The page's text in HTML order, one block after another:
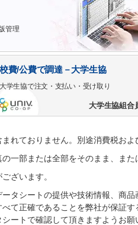
管理
校費/公費で調達－大学生協
大学生協で注文・支払い・受け取り
大学生協組合
れておりません。別途消費税およ
一部または全部をそのまま、また
ざいます。
タシートの提供や技術情報、商品
て正確であることを弊社が保証す
ートで確認して頂きますようお願